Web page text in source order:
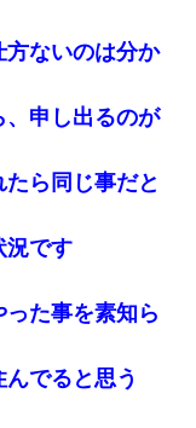
方ないのは分か
、申し出るのが
ら同じ事だと
況です
た事を素知ら
でると思う